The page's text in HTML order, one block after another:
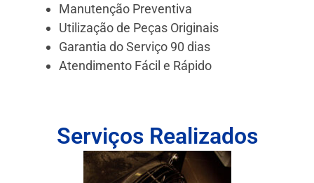
Manutenção Preventiva
Utilização de Peças Originais
Garantia do Serviço 90 dias
Atendimento Fácil e Rápido
Serviços Realizados